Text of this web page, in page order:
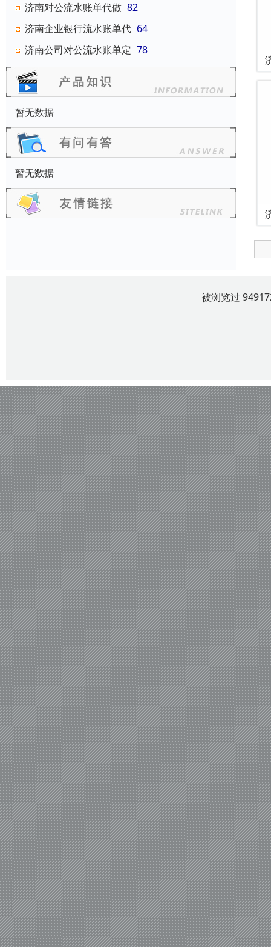
济南对公流水账单代做 82
济南企业银行流水账单代 64
济南公司对公流水账单定 78
暂无数据
暂无数据
被浏览过